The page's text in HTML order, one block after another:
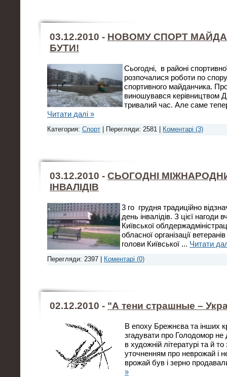
03.12.2010 - НОВОМУ СПОРТ
БУТИ!
Сьогодні, в районі
розпочалися роботи по
спортивного майданчика.
виношувався
тривалий час. Але саме
Читати далі »
Категория: Спорт | Перегляди: 2581 | Коментарі (3)
03.12.2010 - СЬОГОДНІ
ІНВАЛІДІВ
3 го грудня традиційно
день інвалідів. З цієї нагоди
Київської
обласної організації
голови Київської ... Читати
Перегляди: 2397 | Коментарі (0)
02.12.2010 - "А тени страшные –
В епоху Брежнєва та інших
згадувати про Голодомор
в художній літературі та й
уточненням про неврожай і
врожай був і зерно
»